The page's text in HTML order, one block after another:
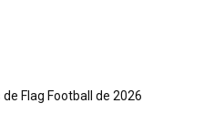
Flag Football de 2026